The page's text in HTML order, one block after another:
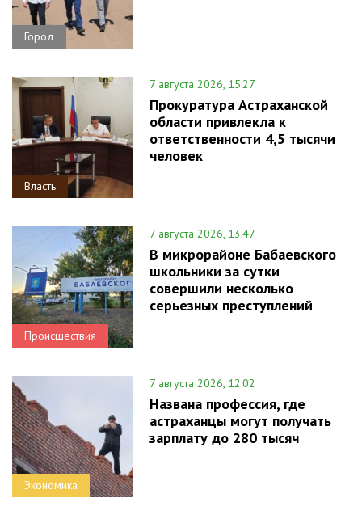
Город
Власть
7 августа 2026, 15:27
Прокуратура Астраханской
области привлекла к
ответственности 4,5 тысячи
человек
Происшествия
7 августа 2026, 13:47
В микрорайоне Бабаевского
школьники за сутки
совершили несколько
серьезных преступлений
Экономика
7 августа 2026, 12:02
Названа профессия, где
астраханцы могут получать
зарплату до 280 тысяч